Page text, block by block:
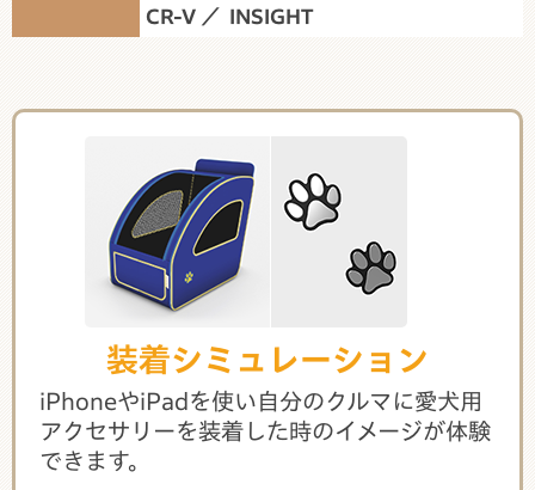
CR-V
INSIGHT
装着シミュレーション
iPhoneやiPadを使い自分のクルマに愛犬用
アクセサリーを装着した時のイメージが体験
できます。